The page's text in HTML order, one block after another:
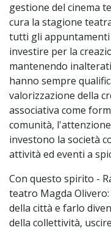
gestione del cinema
cura la stagione
tutti gli appuntamenti
investire per la
mantenendo
hanno sempre
valorizzazione della
associativa come
comunità,
investono la società
attività ed eventi a
Con questo spirito -
teatro Magda
della città e farlo
della collettività,